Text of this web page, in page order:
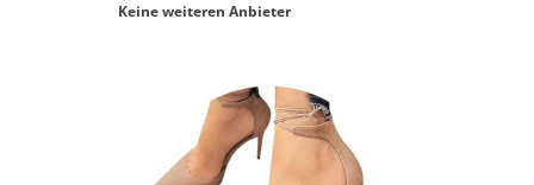
Keine weiteren Anbieter